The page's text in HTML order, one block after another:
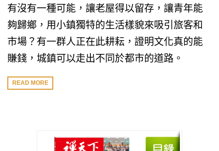
有沒有一種可能，讓老屋得以留存，讓青年能
夠歸鄉，用小鎮獨特的生活樣貌來吸引旅客和
市場？有一群人正在此耕耘，證明文化真的能
賺錢，城鎮可以走出不同於都市的道路。
READ MORE